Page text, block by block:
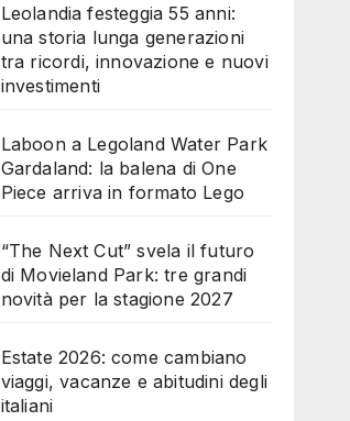
Leolandia festeggia 55 anni:
una storia lunga generazioni
tra ricordi, innovazione e nuovi
investimenti
Laboon a Legoland Water Park
Gardaland: la balena di One
Piece arriva in formato Lego
“The Next Cut” svela il futuro
di Movieland Park: tre grandi
novità per la stagione 2027
Estate 2026: come cambiano
viaggi, vacanze e abitudini degli
italiani